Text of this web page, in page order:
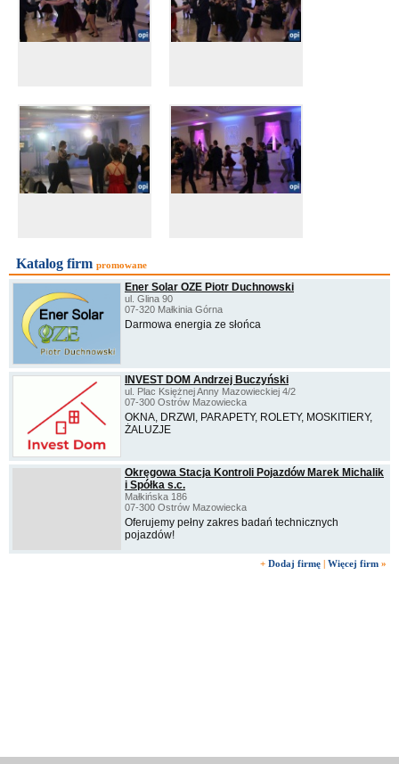
Katalog firm promowane
Ener Solar OZE Piotr Duchnowski
ul. Glina 90
07-320 Małkinia Górna
Darmowa energia ze słońca
INVEST DOM Andrzej Buczyński
ul. Plac Księżnej Anny Mazowieckiej 4/2
07-300 Ostrów Mazowiecka
OKNA, DRZWI, PARAPETY, ROLETY, MOSKITIERY,
ŻALUZJE
Okręgowa Stacja Kontroli Pojazdów Marek Michalik
i Spółka s.c.
Małkińska 186
07-300 Ostrów Mazowiecka
Oferujemy pełny zakres badań technicznych
pojazdów!
+ Dodaj firmę | Więcej firm »